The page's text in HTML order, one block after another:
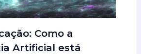
Como a
Artificial está